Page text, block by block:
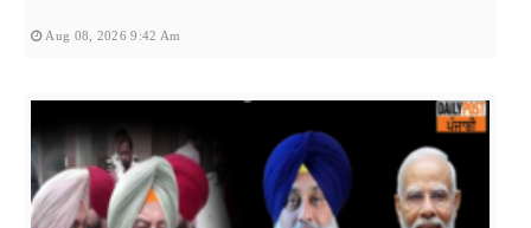
Aug 08, 2026 9:42 Am